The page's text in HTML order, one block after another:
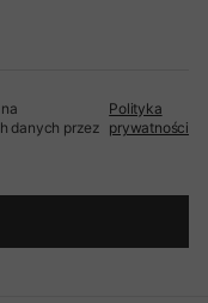
danych przez
Polityka
prywatności